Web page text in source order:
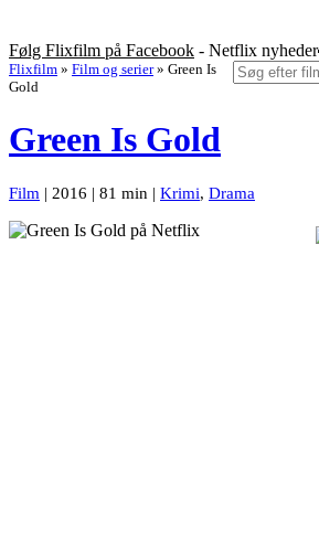
Følg Flixfilm på Facebook - Netflix nyheder
Flixfilm » Film og serier » Green Is
Gold
Green Is Gold
Film | 2016 | 81 min | Krimi, Drama